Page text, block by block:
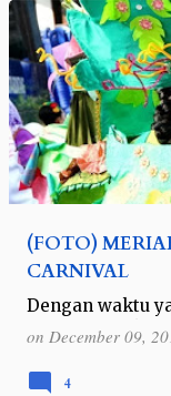
(FOTO)
CARNIVAL
Dengan waktu
saya
kota Bontang
2 malam,
on December 09,
4